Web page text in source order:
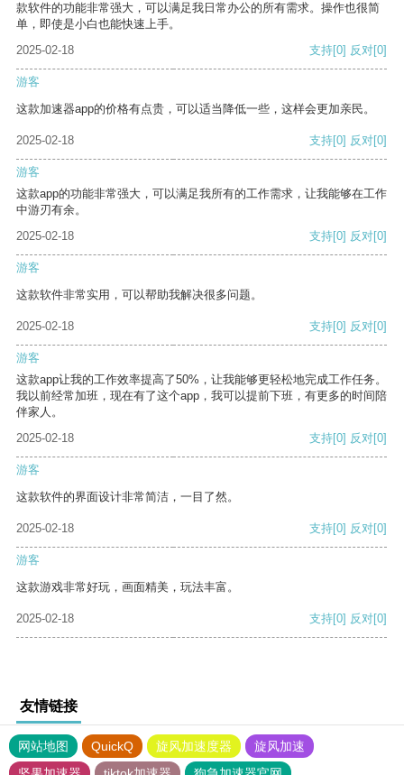
款软件的功能非常强大，可以满足我日常办公的所有需求。操作也很简
单，即使是小白也能快速上手。
2025-02-18
支持[0] 反对[0]
游客
这款加速器app的价格有点贵，可以适当降低一些，这样会更加亲民。
2025-02-18 支持[0] 反对[0]
游客
这款app的功能非常强大，可以满足我所有的工作需求，让我能够在工作
中游刃有余。
2025-02-18
支持[0] 反对[0]
游客
这款软件非常实用，可以帮助我解决很多问题。
2025-02-18 支持[0] 反对[0]
游客
这款app让我的工作效率提高了50%，让我能够更轻松地完成工作任务。
我以前经常加班，现在有了这个app，我可以提前下班，有更多的时间陪
伴家人。
2025-02-18
支持[0] 反对[0]
游客
这款软件的界面设计非常简洁，一目了然。
2025-02-18 支持[0] 反对[0]
游客
这款游戏非常好玩，画面精美，玩法丰富。
2025-02-18 支持[0] 反对[0]
友情链接
网站地图 QuickQ 旋风加速度器
旋风加速